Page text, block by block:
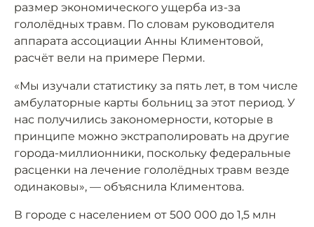
размер экономического ущерба из-за
гололёдных травм. По словам руководителя
аппарата ассоциации Анны Климентовой,
расчёт вели на примере Перми.
«Мы изучали статистику за пять лет, в том числе
амбулаторные карты больниц за этот период. У
нас получились закономерности, которые в
принципе можно экстраполировать на другие
города-миллионники, поскольку федеральные
расценки на лечение гололёдных травм везде
одинаковы», — объяснила Климентова.
В городе с населением от 500 000 до 1,5 млн